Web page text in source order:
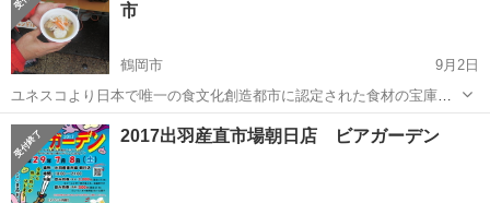
る」の語源ともなっている大きな腹をし...
市
鶴岡市
9月2日
ユネスコより日本で唯一の食文化創造都市に認定された食材の宝庫で
ある鶴岡で、高校生や大学生、居酒屋やフランス料理店、焼き肉店、
主婦の皆様等約２０の多様な団体が出店して様々な汁物を競い合いま
す。１杯３００円で様々な味を楽しんでい...
山形 鶴岡市 地域/お祭り 古本市
2017出羽産直市場朝日店 ビアガーデン